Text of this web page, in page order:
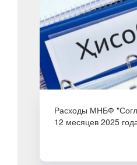
Расходы МНБФ
12 месяцев 2025